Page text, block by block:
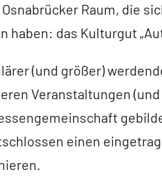
Raum, die
haben: das Kulturgut
(und größer)
Veranstaltungen
einen